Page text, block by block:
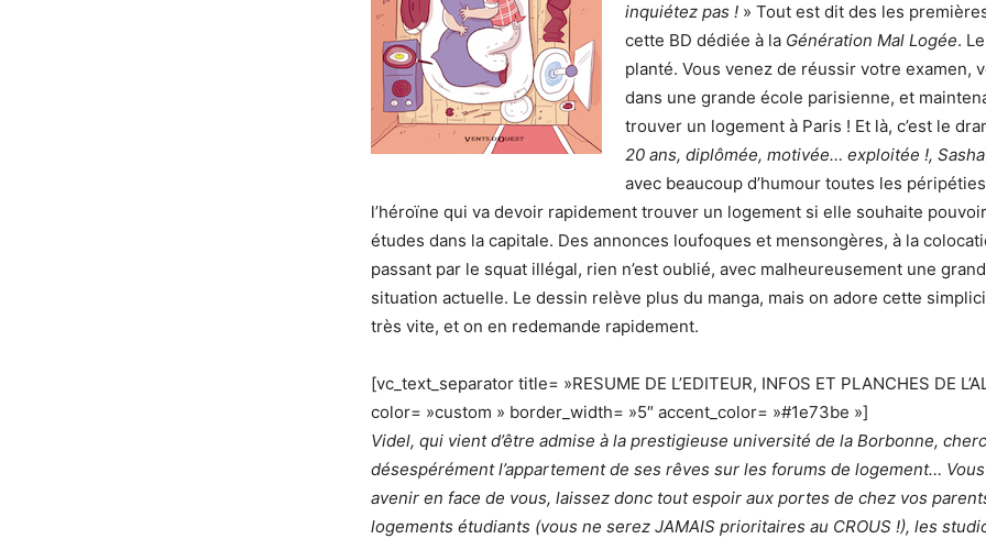
inquiétez pas ! » Tout est dit des les
cette BD dédiée à la Génération Mal Logée.
planté. Vous venez de réussir votre examen,
dans une grande école parisienne, et
trouver un logement à Paris ! Et là, c’est le
20 ans, diplômée, motivée… exploitée !, Sasha
avec beaucoup d’humour toutes les
l’héroïne qui va devoir rapidement trouver un logement si elle souhaite
études dans la capitale. Des annonces loufoques et mensongères, à la
passant par le squat illégal, rien n’est oublié, avec malheureusement une
situation actuelle. Le dessin relève plus du manga, mais on adore cette
très vite, et on en redemande rapidement.
[vc_text_separator title= »RESUME DE L’EDITEUR, INFOS ET PLANCHES DE
color= »custom » border_width= »5″ accent_color= »#1e73be »]
Videl, qui vient d’être admise à la prestigieuse université de la Borbonne,
désespérément l’appartement de ses rêves sur les forums de logement…
avenir en face de vous, laissez donc tout espoir aux portes de chez vos
logements étudiants (vous ne serez JAMAIS prioritaires au CROUS !), les